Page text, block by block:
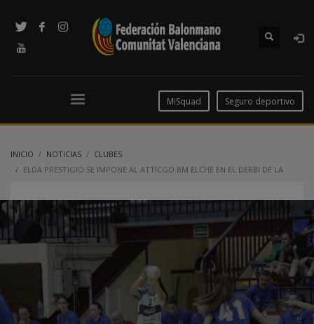
MiSquad Seguro deportivo
INICIO NOTICIAS
CLUBES
ELDA PRESTIGIO SE IMPONE AL ATTICGO BM ELCHE EN EL DERBI DE LA